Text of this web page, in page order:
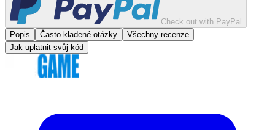
Check out with PayPal
Popis
Často kladené otázky
Všechny recenze
Jak uplatnit svůj kód